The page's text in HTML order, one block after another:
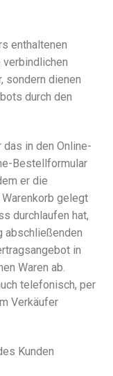
enthaltenen
sondern dienen
durch den
das in den Online-
Bestellformular
er die
gelegt
durchlaufen hat,
abschließenden
in
Waren ab.
telefonisch, per
Verkäufer
Kunden